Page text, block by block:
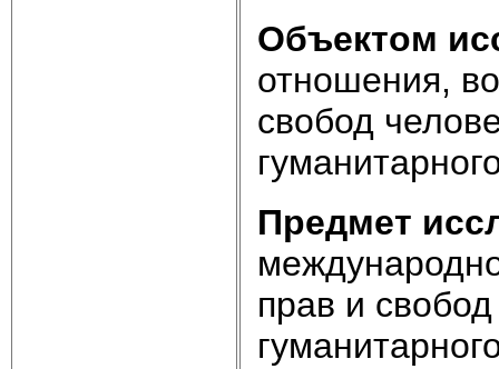
Объектом
отношения,
свобод
Предмет
прав и